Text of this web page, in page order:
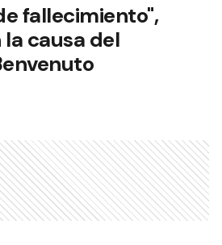
fallecimiento",
la causa del